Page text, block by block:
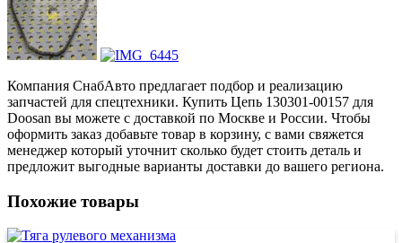
Компания СнабАвто предлагает подбор и реализацию
запчастей для спецтехники. Купить Цепь 130301-00157 для
Doosan вы можете с доставкой по Москве и России. Чтобы
оформить заказ добавьте товар в корзину, с вами свяжется
менеджер который уточнит сколько будет стоить деталь и
предложит выгодные варианты доставки до вашего региона.
Похожие товары